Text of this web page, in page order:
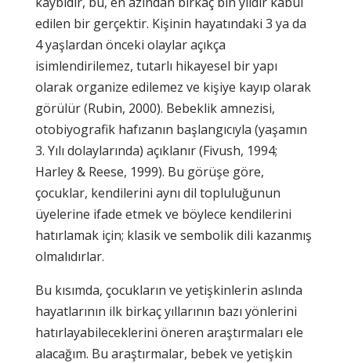
edilen bir gerçektir. Kişinin hayatındaki 3 ya da
4 yaşlardan önceki olaylar açıkça
isimlendirilemez, tutarlı hikayesel bir yapı
olarak organize edilemez ve kişiye kayıp olarak
görülür (Rubin, 2000). Bebeklik amnezisi,
otobiyografik hafızanın başlangıcıyla (yaşamın
3. Yılı dolaylarında) açıklanır (Fivush, 1994;
Harley & Reese, 1999). Bu görüşe göre,
çocuklar, kendilerini aynı dil topluluğunun
üyelerine ifade etmek ve böylece kendilerini
hatırlamak için; klasik ve sembolik dili kazanmış
olmalıdırlar.
Bu kısımda, çocukların ve yetişkinlerin aslında
hayatlarının ilk birkaç yıllarının bazı yönlerini
hatırlayabileceklerini öneren araştırmaları ele
alacağım. Bu araştırmalar, bebek ve yetişkin